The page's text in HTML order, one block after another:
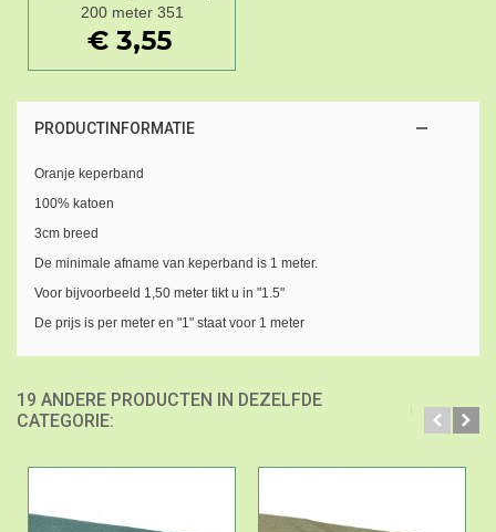
200 meter 351
€ 3,55
PRODUCTINFORMATIE
Oranje keperband
100% katoen
3cm breed
De minimale afname van keperband is 1 meter.
Voor bijvoorbeeld 1,50 meter tikt u in "1.5"
De prijs is per meter en "1" staat voor 1 meter
19 ANDERE PRODUCTEN IN DEZELFDE
CATEGORIE: